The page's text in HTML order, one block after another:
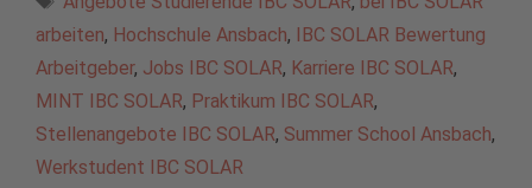
arbeiten, Hochschule Ansbach,
IBC SOLAR Bewertung
Arbeitgeber, Jobs IBC SOLAR, Karriere IBC SOLAR,
MINT IBC SOLAR, Praktikum IBC SOLAR,
Stellenangebote IBC SOLAR, Summer School Ansbach,
Werkstudent IBC SOLAR